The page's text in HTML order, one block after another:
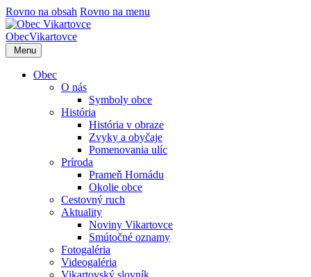
Rovno na obsah Rovno na menu
ObecVikartovce
Menu
Obec
O nás
Symboly obce
História
História v obraze
Zvyky a obyčaje
Pomenovania ulíc
Príroda
Prameň Hornádu
Okolie obce
Cestovný ruch
Aktuality
Noviny Vikartovce
Smútočné oznamy
Fotogaléria
Videogaléria
Vikartovský slovník